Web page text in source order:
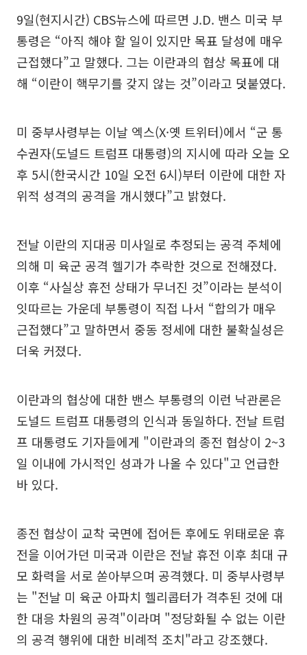
9일(현지시간) CBS뉴스에 따르면 J.D. 밴스 미국 부
통령은 “아직 해야 할 일이 있지만 목표 달성에 매우
근접했다”고 말했다. 그는 이란과의 협상 목표에 대
해 “이란이 핵무기를 갖지 않는 것”이라고 덧붙였다.
미 중부사령부는 이날 엑스(X·옛 트위터)에서 “군 통
수권자(도널드 트럼프 대통령)의 지시에 따라 오늘 오
후 5시(한국시간 10일 오전 6시)부터 이란에 대한 자
위적 성격의 공격을 개시했다”고 밝혔다.
전날 이란의 지대공 미사일로 추정되는 공격 주체에
의해 미 육군 공격 헬기가 추락한 것으로 전해졌다.
이후 “사실상 휴전 상태가 무너진 것”이라는 분석이
잇따르는 가운데 부통령이 직접 나서 “합의가 매우
근접했다”고 말하면서 중동 정세에 대한 불확실성은
더욱 커졌다.
이란과의 협상에 대한 밴스 부통령의 이런 낙관론은
도널드 트럼프 대통령의 인식과 동일하다. 전날 트럼
프 대통령도 기자들에게 "이란과의 종전 협상이 2~3
일 이내에 가시적인 성과가 나올 수 있다"고 언급한
바 있다.
종전 협상이 교착 국면에 접어든 후에도 위태로운 휴
전을 이어가던 미국과 이란은 전날 휴전 이후 최대 규
모 화력을 서로 쏟아부으며 공격했다. 미 중부사령부
는 "전날 미 육군 아파치 헬리콥터가 격추된 것에 대
한 대응 차원의 공격"이라며 "정당화될 수 없는 이란
의 공격 행위에 대한 비례적 조치"라고 강조했다.